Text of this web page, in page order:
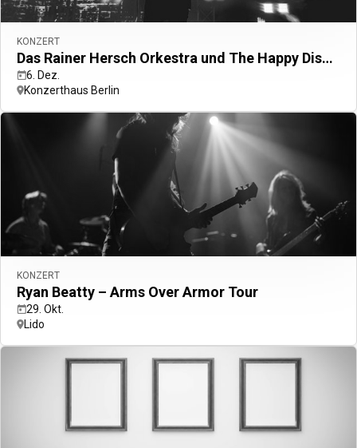
ALL Accor+ ibis
15 % Rabatt das ganze Jahr über in
allen ibis Marken.
Jetzt Anmelden
Veranstaltungsorganisation
Gruppenbuchung (+8 Zimmer)
Vorteile des Bonusprogramms
Veranstaltungsarten
Tagung
Seminare
Private Events
Reiseprofis
KONZERT
Das Rainer Hersch Orkestra und The Happy Disharmonists
6. Dez.
Konzerthaus Berlin
KONZERT
Ryan Beatty – Arms Over Armor Tour
29. Okt.
Lido